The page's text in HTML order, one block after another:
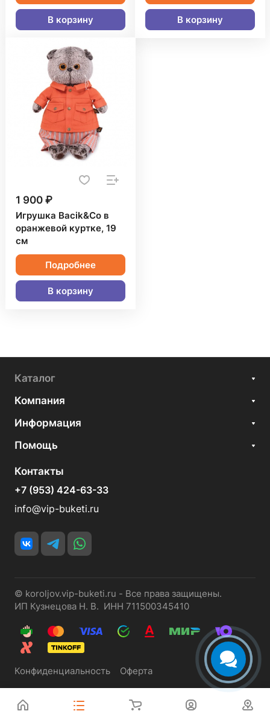
В корзину В корзину
1 900 ₽
Игрушка Bacik&Co в
оранжевой куртке, 19
см
Подробнее
В корзину
Каталог
Компания
Информация
Помощь
Контакты
+7 (953) 424-63-33
info@vip-buketi.ru
© koroljov.vip-buketi.ru - Все права защищены.
ИП Кузнецова Н. В. ИНН 711500345410
Конфиденциальность Оферта